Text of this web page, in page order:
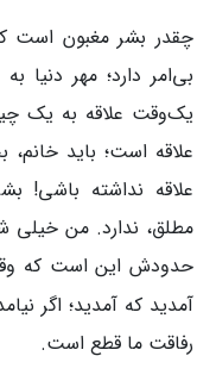
چقدر بشر مغبون است
بی‌امر دارد؛ مهر دنیا
یک‌وقت علاقه به یک
علاقه است؛ باید
علاقه نداشته باشی!
مطلق، ندارد. من خیلی
حدودش این است که
آمدید که آمدید؛ اگر
رفاقت ما قطع است.